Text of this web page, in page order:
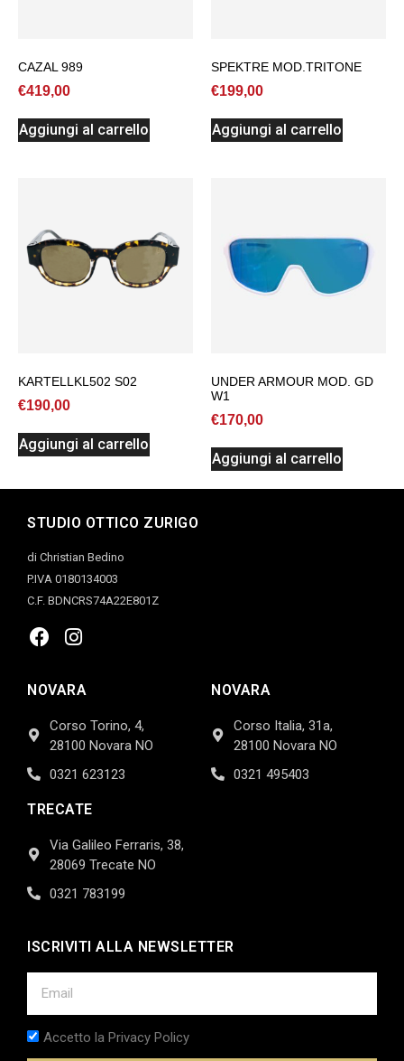
CAZAL 989
€419,00
Aggiungi al carrello
SPEKTRE MOD.TRITONE
€199,00
Aggiungi al carrello
KARTELLKL502 S02
€190,00
Aggiungi al carrello
UNDER ARMOUR MOD. GD
W1
€170,00
Aggiungi al carrello
STUDIO OTTICO ZURIGO
di Christian Bedino
P.IVA 0180134003
C.F. BDNCRS74A22E801Z
NOVARA
Corso Torino, 4,
28100 Novara NO
0321 623123
NOVARA
Corso Italia, 31a,
28100 Novara NO
0321 495403
TRECATE
Via Galileo Ferraris, 38,
28069 Trecate NO
0321 783199
ISCRIVITI ALLA NEWSLETTER
Accetto la Privacy Policy